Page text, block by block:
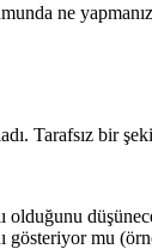
ne
Tarafsız bir
olduğunu
gösteriyor mu